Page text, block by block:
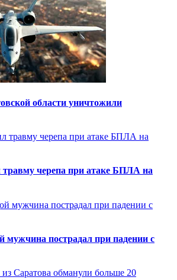
области уничтожили
травму черепа при атаке БПЛА на
мужчина пострадал при падении с